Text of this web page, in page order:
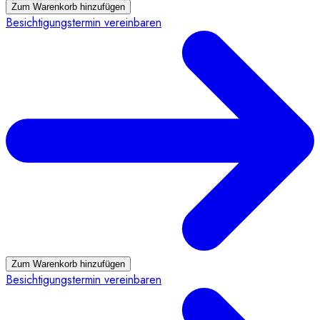
Zum Warenkorb hinzufügen
Besichtigungstermin vereinbaren
Zum Warenkorb hinzufügen
Besichtigungstermin vereinbaren